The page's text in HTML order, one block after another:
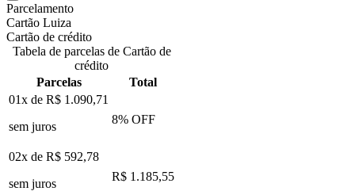
Parcelamento
Cartão Luiza
Cartão de crédito
Tabela de parcelas de Cartão de
crédito
Parcelas
Total
01x de R$ 1.090,71
sem juros
8% OFF
02x de R$ 592,78
sem juros
R$ 1.185,55